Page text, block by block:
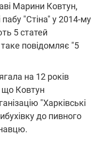
Марини Ковтун,
"Стіна" у 2014-му
5 статей
повідомляє "5
на 12 років
що Ковтун
"Харківські
до пивного